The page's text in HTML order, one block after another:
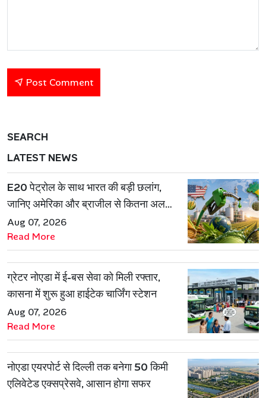
Post Comment
SEARCH
LATEST NEWS
E20 पेट्रोल के साथ भारत की बड़ी छलांग,
जानिए अमेरिका और ब्राजील से कितना अलग
है एथेनॉल मॉडल
Aug 07, 2026
Read More
ग्रेटर नोएडा में ई-बस सेवा को मिली रफ्तार,
कासना में शुरू हुआ हाईटेक चार्जिंग स्टेशन
Aug 07, 2026
Read More
नोएडा एयरपोर्ट से दिल्ली तक बनेगा 50 किमी
एलिवेटेड एक्सप्रेसवे, आसान होगा सफर